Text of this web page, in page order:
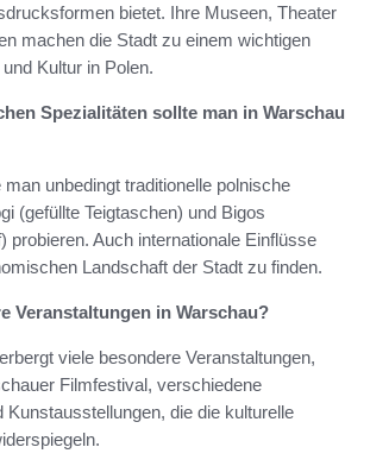
bietet. Ihre Museen, Theater
machen die Stadt zu einem wichtigen
Kultur in Polen.
Spezialitäten sollte man in Warschau
unbedingt traditionelle polnische
(gefüllte Teigtaschen) und Bigos
probieren. Auch internationale Einflüsse
Landschaft der Stadt zu finden.
Veranstaltungen in Warschau?
viele besondere Veranstaltungen,
Filmfestival, verschiedene
Kunstausstellungen, die die kulturelle